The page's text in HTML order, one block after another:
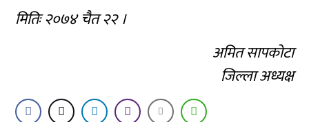
मितिः २०७४ चैत २२ ।
अमित सापकोटा
जिल्ला अध्यक्ष